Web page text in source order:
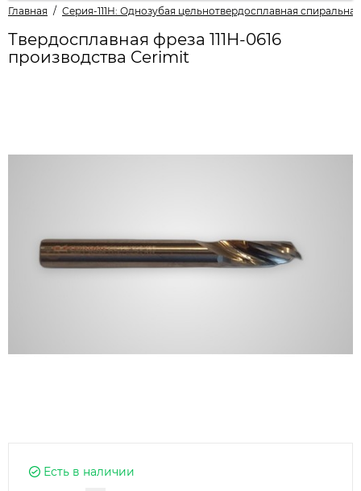
Главная Серия-111H: Однозубая цельнотвердосплавная
Твердосплавная фреза 111H-0616
производства Cerimit
Есть в наличии